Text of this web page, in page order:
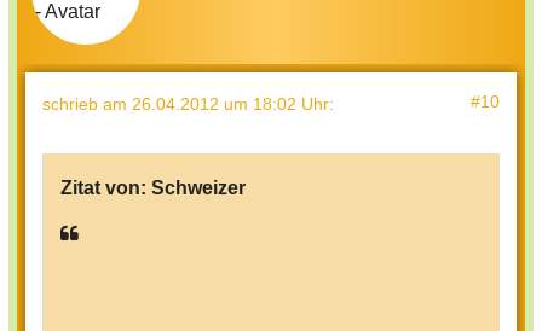
schrieb am 26.04.2012 um 18:02 Uhr: #10
Zitat von: Schweizer